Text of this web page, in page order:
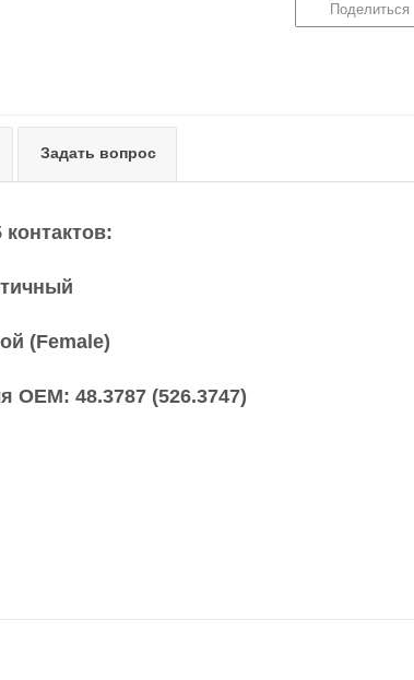
Поделиться
Задать вопрос
(Female)
OEM: 48.3787 (526.3747)